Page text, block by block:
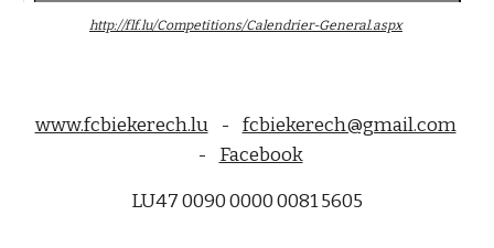
http://flf.lu/Competitions/Calendrier-General.aspx
www.fcbiekerech.lu- fcbiekerech@gmail.com
- Facebook
LU47 0090 0000 0081 5605